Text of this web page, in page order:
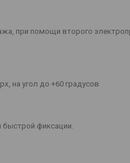
при помощи второго
на угол до +60 градусов
фиксации.